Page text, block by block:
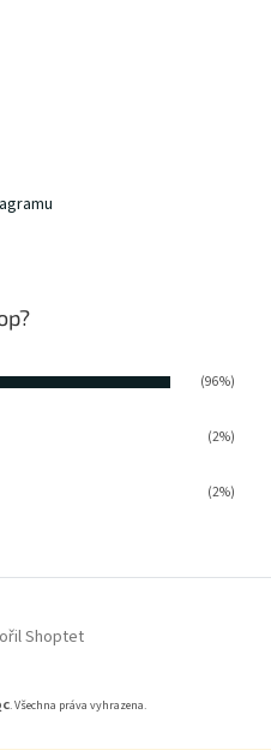
(96%)
(2%)
(2%)
Shoptet
. Všechna práva vyhrazena.